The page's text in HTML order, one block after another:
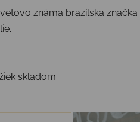
známa brazílska
skladom